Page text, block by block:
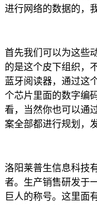
进行网络的数据的，
首先我们可以为这些
的是这个皮下组织，
蓝牙阅读器，通过这
个芯片里面的数字编
看，当然你也可以通
案全部都进行规划，
洛阳莱普生信息科技
者。生产销售研发于
巨人的称号。这里面